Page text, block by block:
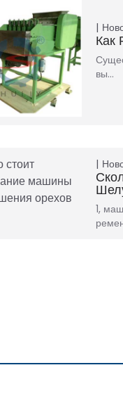
Как
вы…
1,